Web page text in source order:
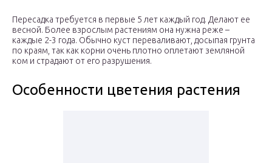
Пересадка требуется в первые 5 лет каждый год. Делают ее
весной. Более взрослым растениям она нужна реже –
каждые 2-3 года. Обычно куст переваливают, досыпая грунта
по краям, так как корни очень плотно оплетают земляной
ком и страдают от его разрушения.
Особенности цветения растения